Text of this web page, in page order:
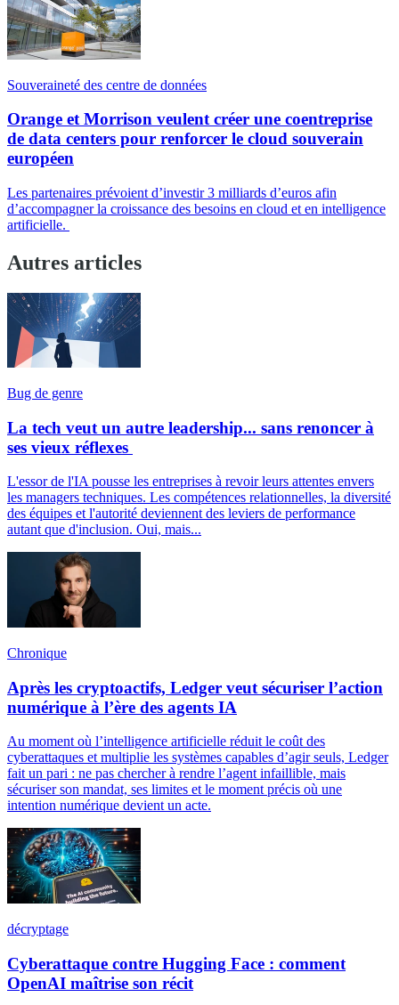
Souveraineté des centre de données
Orange et Morrison veulent créer une coentreprise
de data centers pour renforcer le cloud souverain
européen
Les partenaires prévoient d’investir 3 milliards d’euros afin
d’accompagner la croissance des besoins en cloud et en intelligence
artificielle.
Autres articles
Bug de genre
La tech veut un autre leadership... sans renoncer à
ses vieux réflexes
L'essor de l'IA pousse les entreprises à revoir leurs attentes envers
les managers techniques. Les compétences relationnelles, la diversité
des équipes et l'autorité deviennent des leviers de performance
autant que d'inclusion. Oui, mais...
Chronique
Après les cryptoactifs, Ledger veut sécuriser l’action
numérique à l’ère des agents IA
Au moment où l’intelligence artificielle réduit le coût des
cyberattaques et multiplie les systèmes capables d’agir seuls, Ledger
fait un pari : ne pas chercher à rendre l’agent infaillible, mais
sécuriser son mandat, ses limites et le moment précis où une
intention numérique devient un acte.
décryptage
Cyberattaque contre Hugging Face : comment
OpenAI maîtrise son récit